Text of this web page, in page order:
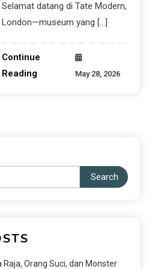
Selamat datang di Tate Modern,
London—museum yang […]
Continue
Reading
May 28, 2026
Search
Raja, Orang Suci, dan Monster